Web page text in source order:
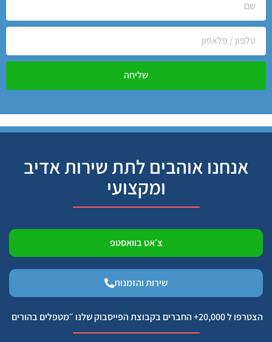
שליחה
אנחנו אוהבים לתת שירות אדיב
ומקצועי
צ׳אט בוואסטפ
שירות והזמנות
הצטרפו ל 20,000+ החברים בקבוצת הפייסבוק שלנו ״מטפלים בהורים